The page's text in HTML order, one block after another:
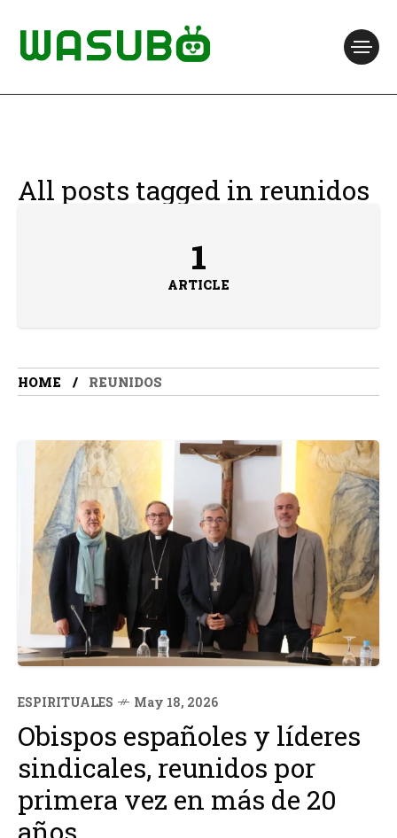
All posts tagged in reunidos
1
ARTICLE
HOME REUNIDOS
ESPIRITUALES May 18, 2026
Obispos españoles y líderes
sindicales, reunidos por
primera vez en más de 20